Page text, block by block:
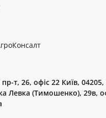
т, 26, офіс 22 Київ, 04205,
Левка (Тимошенко), 29в,